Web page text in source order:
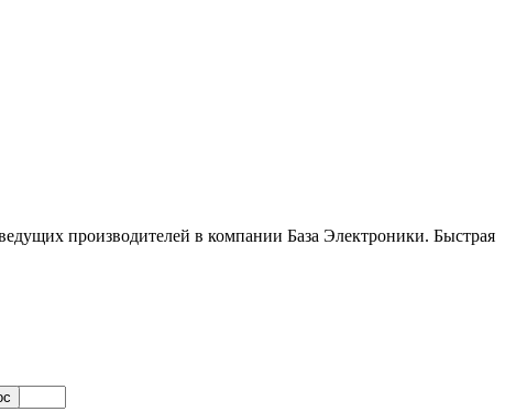
производителей в компании База Электроники. Быстрая